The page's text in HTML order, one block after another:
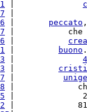
peccato
|           che
buono
|
|
|